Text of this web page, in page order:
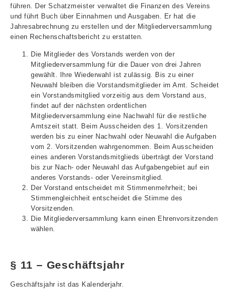
führen. Der Schatzmeister verwaltet die Finanzen des Vereins
und führt Buch über Einnahmen und Ausgaben. Er hat die
Jahresabrechnung zu erstellen und der Mitgliederversammlung
einen Rechenschaftsbericht zu erstatten.
Die Mitglieder des Vorstands werden von der
Mitgliederversammlung für die Dauer von drei Jahren
gewählt. Ihre Wiederwahl ist zulässig. Bis zu einer
Neuwahl bleiben die Vorstandsmitglieder im Amt. Scheidet
ein Vorstandsmitglied vorzeitig aus dem Vorstand aus,
findet auf der nächsten ordentlichen
Mitgliederversammlung eine Nachwahl für die restliche
Amtszeit statt. Beim Ausscheiden des 1. Vorsitzenden
werden bis zu einer Nachwahl oder Neuwahl die Aufgaben
vom 2. Vorsitzenden wahrgenommen. Beim Ausscheiden
eines anderen Vorstandsmitglieds überträgt der Vorstand
bis zur Nach- oder Neuwahl das Aufgabengebiet auf ein
anderes Vorstands- oder Vereinsmitglied.
Der Vorstand entscheidet mit Stimmenmehrheit; bei
Stimmengleichheit entscheidet die Stimme des
Vorsitzenden.
Die Mitgliederversammlung kann einen Ehrenvorsitzenden
wählen.
§ 11 – Geschäftsjahr
Geschäftsjahr ist das Kalenderjahr.